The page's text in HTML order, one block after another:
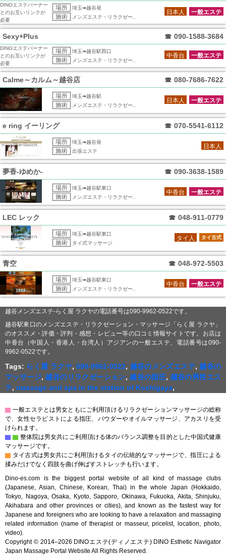
DINOエステバーナー
とのお互いリンクが
必要
場所 埼玉➠越谷発
施術 メンズエステ・リラクゼー..
一般エステ
日本人
Sexy+Plus ☎ 090-1588-3684
DINOエステバーナー
とのお互いリンクが
必要
場所 埼玉➠越谷駅西口
施術 メンズエステ・リラクゼー..
一般エステ
中香台
Calme～カルム～越谷店 ☎ 080-7686-7622
場所 埼玉➠越谷駅
施術 メンズエステ・リラクゼー..
一般エステ
日本人
e ring イーリング ☎ 070-5541-6112
場所 埼玉➠越谷発
施術 出張エステ
日本人
夢香‐ゆめか‐ ☎ 090-3638-1589
場所 埼玉➠越谷駅東口
施術 メンズエステ・リラクゼー..
一般エステ
中香台
LEC レック ☎ 048-911-0779
場所 埼玉➠越谷駅東口
施術 タイ式マッサージ
タイ古式
タイ人
青空 ☎ 048-972-5503
場所 埼玉➠越谷駅東口
施術 メンズエステ・リラクゼー..
一般エステ
中香台
越谷メンズエステ-らく屋 ラクヤの電話番号は090-9962-0522です。
越谷駅東口のメンズエステ・リラクゼーション・マッサージ「らく屋 ラクヤ」
のオススメ・評価・評判・感想・レビュー等の口コミ情報サイトです。お店は
中香台（中国人・香港人・台湾人）アジアンの一般エステ、電話番号は090-
9962-0522です。
Tags: らく屋 ラクヤ,090-9962-0522, 越谷のメンズエステ, 越谷の
マッサージ, 越谷のリラクゼーション, 越谷の指圧, 越谷の男性エス
テ, massage and spa in the station of Koshigaya,
▇ 一般エステとは男女ともにご利用頂けるリラクゼーションマッサージの総称
で、女性セラピストによる指圧、パウダーやオイルマッサージ、アカスリを受
けられます。
▇ ▇ 整体院は男女共にご利用頂ける体のバランス調整を目的とした中国式健康
マッサージです。
▇ タイ古式は男女共にご利用頂けるタイの伝統的なマッサージで、指圧による
揉みだけでなく四肢を曲げ伸ばすストレッチも行います。
Dino-es.com is the biggest portal website of all kind of massage clubs
(Japanese, Asian, Chinese, Korean, Thai) in the whole Japan (Hokkaido,
Tokyo, Nagoya, Osaka, Kyoto, Sapporo, Okinawa, Fukuoka, Akita, Shinjuku,
Akihabara and other provinces or cities), and known as the fastest way for
Japanese and foreigners who are looking to have a relaxation and massaging
related information (name of therapist or masseur, pricelist, location, photo,
video).
Copyright © 2014–2026 DINOエステ(ディノエステ) DINO Esthetic Navigator
Japan Massage Portal Website All Rights Reserved.